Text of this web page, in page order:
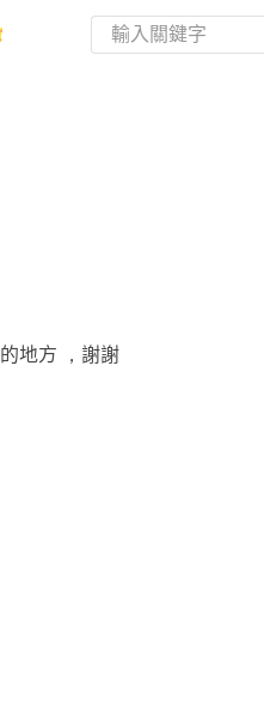
地方 ，謝謝